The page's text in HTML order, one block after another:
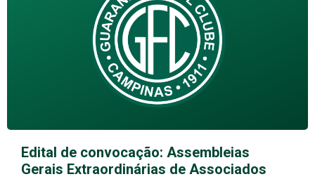
Edital de convocação: Assembleias
Gerais Extraordinárias de Associados